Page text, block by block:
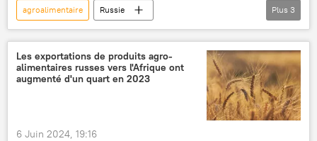
agroalimentaire
Russie
Alliance des États du Sahel (AES)
Guinée
Plus 3
Les exportations de produits agro-
alimentaires russes vers l'Afrique ont
augmenté d'un quart en 2023
6 Juin 2024, 19:16